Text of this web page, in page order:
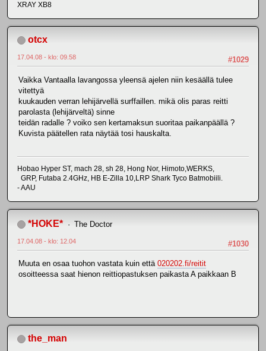
XRAY XB8
otcx
#1029
17.04.08 - klo: 09.58
Vaikka Vantaalla lavangossa yleensä ajelen niin kesäällä tulee
vitettyä
kuukauden verran lehijärvellä surffaillen. mikä olis paras reitti
parolasta (lehijärveltä) sinne
teidän radalle ? voiko sen kertamaksun suoritaa paikanpäällä ?
Kuvista päätellen rata näytää tosi hauskalta.
Hobao Hyper ST, mach 28, sh 28, Hong Nor, Himoto,WERKS,
GRP, Futaba 2.4GHz, HB E-Zilla 10,LRP Shark Tyco Batmobiili.
- AAU
*HOKE* The Doctor
#1030
17.04.08 - klo: 12.04
Muuta en osaa tuohon vastata kuin että 020202.fi/reitit
osoitteessa saat hienon reittiopastuksen paikasta A paikkaan B
the_man